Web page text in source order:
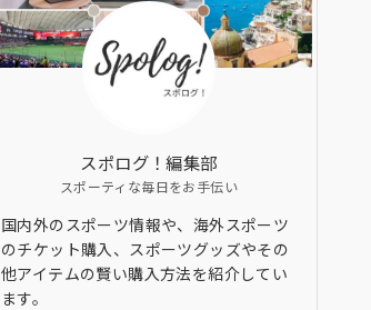
スポログ！編集部
スポーティな毎日をお手伝い
国内外のスポーツ情報や、海外スポーツ
のチケット購入、スポーツグッズやその
他アイテムの賢い購入方法を紹介してい
ます。